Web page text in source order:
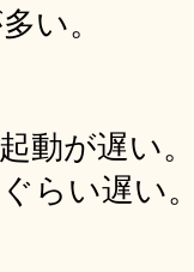
い。
動が遅い
らい遅い